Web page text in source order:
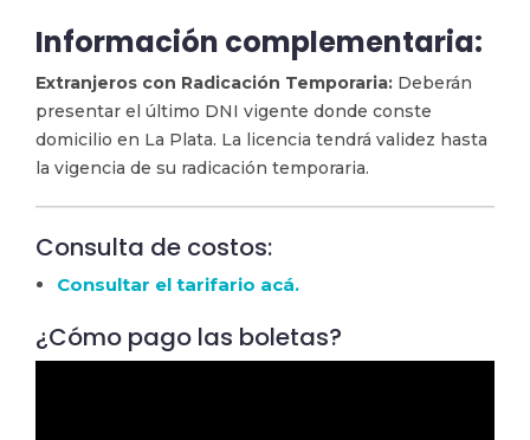
Información complementaria:
Extranjeros con Radicación Temporaria: Deberán
presentar el último DNI vigente donde conste
domicilio en La Plata. La licencia tendrá validez hasta
la vigencia de su radicación temporaria.
Consulta de costos:
Consultar el tarifario acá.
¿Cómo pago las boletas?